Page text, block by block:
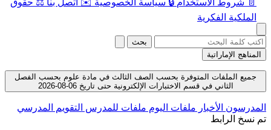
📄 شروط الاستخدام 🔒 سياسة الخصوصية ✉️ اتصل بنا ⚖️ حقوق
الملكية الفكرية
بحث
المناهج الإماراتية
جميع الملفات المتوفرة بحسب الصف الثالث في مادة علوم بحسب الفصل
الثاني في قسم الاختبارات الإلكترونية حتى تاريخ 06-08-2026
المدرسون الأخبار ملفات اليوم ملفات للمدرس التقويم المدرسي
تم نسخ الرابط